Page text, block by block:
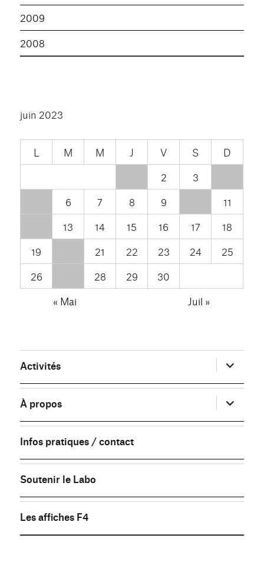
2009
2008
juin 2023
L M M J V S
D
2 3
6 7 8 9
11
13 14 15 16 17
18
19
21 22 23 24
25
26
28 29
30
« Mai
Juil »
Activités ouvrir
le
sous-
menu
À propos
ouvrir
le
sous-
menu
Infos pratiques / contact
Soutenir le Labo
Les affiches F4